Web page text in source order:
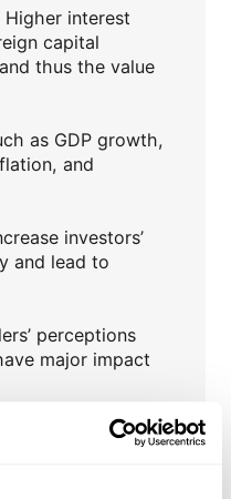
Higher interest
capital
thus the value
as GDP growth,
and
investors’
and lead to
perceptions
major impact
to stabilize